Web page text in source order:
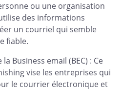
ou une organisation
des informations
un courriel qui semble
fiable.
Business email (BEC) : Ce
vise les entreprises qui
le courrier électronique et